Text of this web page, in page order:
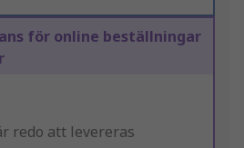
för online beställningar
redo att levereras